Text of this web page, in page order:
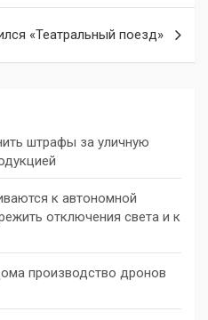
«Театральный поезд»
штрафы за уличную
к автономной
отключения света и к
производство дронов